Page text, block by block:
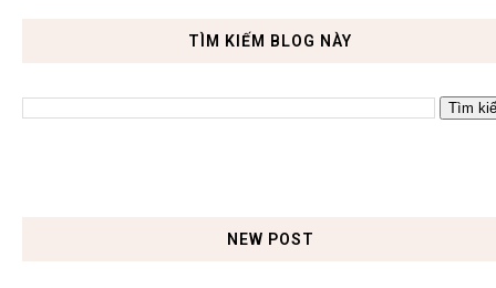
TÌM KIẾM BLOG NÀY
NEW POST